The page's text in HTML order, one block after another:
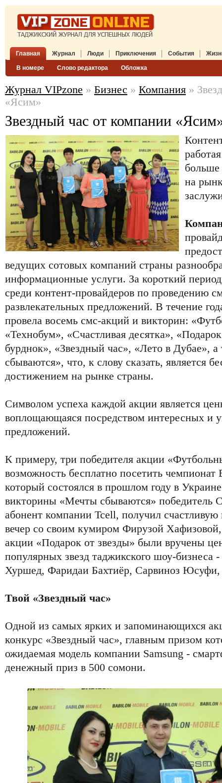
Главная Журнал
В номере Слово редактора Обложка
Люди Приключения События
Журнал VIPzone » Бизнес » Компания »
«Ясим»
Звездный час от компании
больше
на
ведущих сотовых компаний страны
информационные услуги. За короткий
среди контент-провайдеров по проведению
развлекательных предложений. В течение
провела восемь смс-акций и викторин:
«Технобум», «Счастливая десятка»,
бурднок», «Звездный час», «Лето в Дубае»,
сбываются», что, к слову сказать, является
достижением на рынке страны.
Символом успеха каждой акции является
воплощающаяся посредством интересных и
предложений.
К примеру, три победителя акции
возможность бесплатно посетить
который состоялся в прошлом году в
викторины «Мечты сбываются» победитель
абонент компании Tcell, получил счастливую
вечер со своим кумиром Фирузой
акции «Подарок от звезды» были вручены
популярных звезд таджикского шоу-бизнеса
Хуршед, Фаридаи Бахтиёр, Сарвиноз Юсуфи,
Твой «Звездный час»
Одной из самых ярких и запоминающихся
конкурс «Звездный час», главным призом
ожидаемая модель компании Samsung -
денежный приз в 500 сомони.